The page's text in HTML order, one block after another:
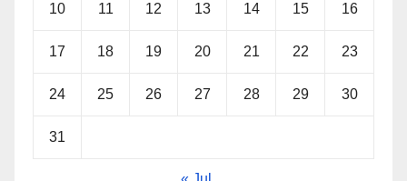
10 11 12 13 14 15 16
17 18 19 20 21 22 23
24 25 26 27 28 29 30
31